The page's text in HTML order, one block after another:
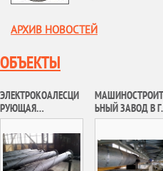
АРХИВ НОВОСТЕЙ
ОБЪЕКТЫ
ЭЛЕКТРОКОАЛЕСЦИ
РУЮЩАЯ
УСТАНОВКА
ТАГУЛЬСКОГО
МЕСТОРОЖДЕНИЯ
ЬНЫЙ ЗАВОД В
НОВГОРОД